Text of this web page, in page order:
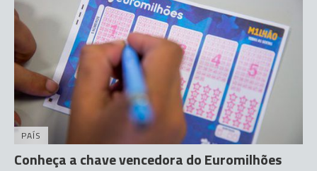
PAÍS
Conheça a chave vencedora do Euromilhões